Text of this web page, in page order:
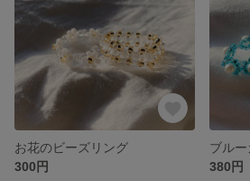
お花のビーズリング
300円
ブル
380円